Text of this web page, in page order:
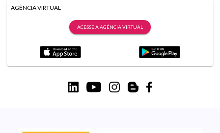
AGÊNCIA VIRTUAL
ACESSE A AGÊNCIA VIRTUAL